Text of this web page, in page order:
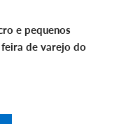
e pequenos
de varejo do